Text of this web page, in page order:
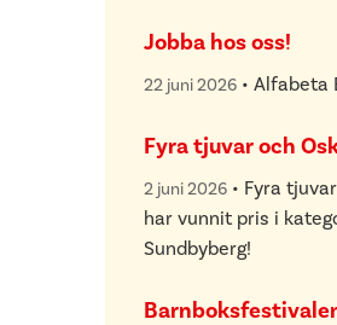
Jobba hos oss!
22 juni 2026 • Alfabeta
Fyra tjuvar och
2 juni 2026 • Fyra
har vunnit pris i
Sundbyberg!